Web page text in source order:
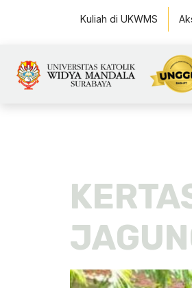
Kuliah di UKWMS